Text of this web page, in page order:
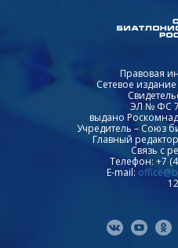
Правовая
Сетевое издание
ЭЛ № ФС
выдано
Учредитель – Союз
Главный
Связь с
Телефон: +7
E-mail: